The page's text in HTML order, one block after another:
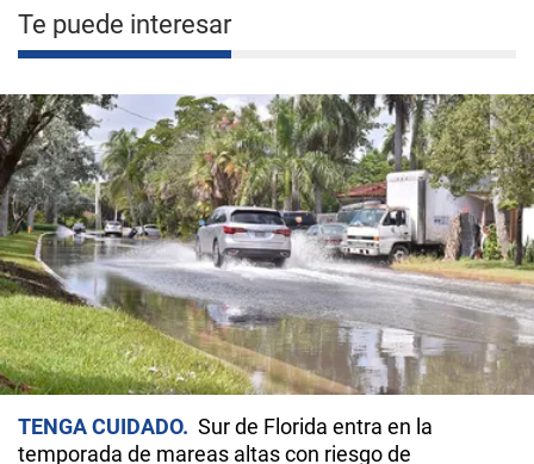
Te puede interesar
TENGA CUIDADO
Sur de Florida entra en la
temporada de mareas altas con riesgo de